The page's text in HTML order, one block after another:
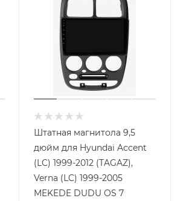
Штатная магнитола 9,5
дюйм для Hyundai Accent
(LC) 1999-2012 (TAGAZ),
Verna (LC) 1999-2005
MEKEDE DUDU OS 7